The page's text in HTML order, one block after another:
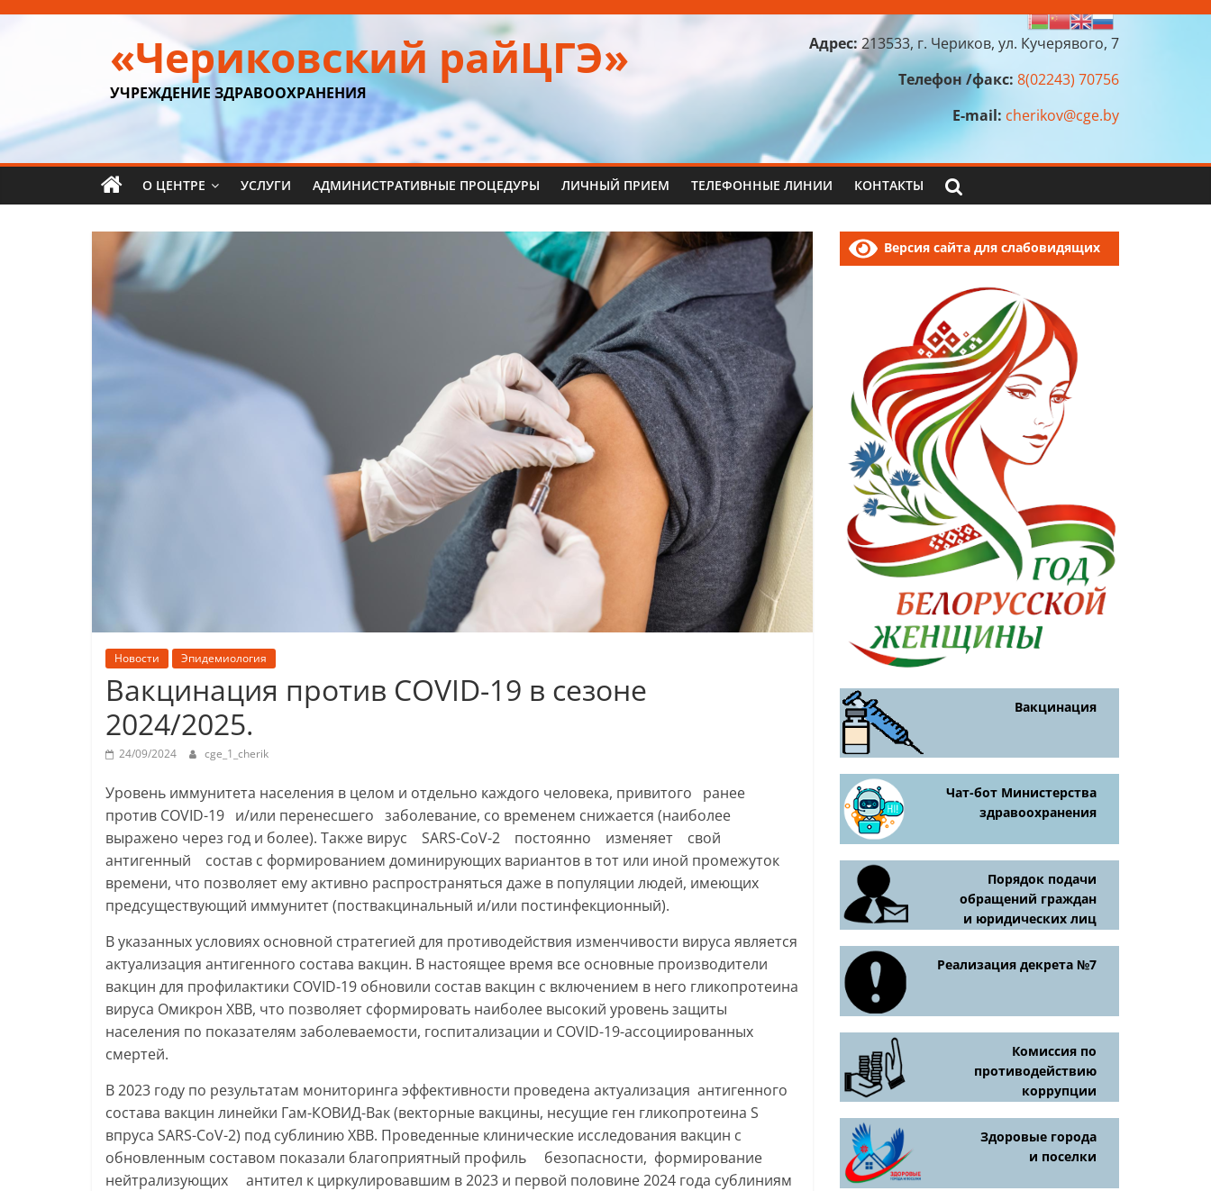
Перейти
«Чериковский райЦГЭ»
УЧРЕЖДЕНИЕ ЗДРАВООХРАНЕНИЯ
Адрес:213533, г. Чериков, ул. Кучерявого, 7
Телефон /факс: 8(02243) 70756
E-mail: cherikov@cge.by
О ЦЕНТРЕ УСЛУГИ АДМИНИСТРАТИВНЫЕ ПРОЦЕДУРЫ ЛИЧНЫЙ ПРИЕМ ТЕЛЕФОННЫЕ ЛИНИИ КОНТАКТЫ
Новости Эпидемиология
Вакцинация против COVID-19 в сезоне
2024/2025.
24/09/2024 cge_1_cherik
Уровень иммунитета населения в целом и отдельно каждого человека, привитого ранее
против COVID-19 и/или перенесшего заболевание, со временем снижается (наиболее
выражено через год и более). Также вирус SARS-CoV-2 постоянно изменяет свой
антигенный состав с формированием доминирующих вариантов в тот или иной промежуток
времени, что позволяет ему активно распространяться даже в популяции людей, имеющих
предсуществующий иммунитет (поствакцинальный и/или постинфекционный).
В указанных условиях основной стратегией для противодействия изменчивости вируса является
актуализация антигенного состава вакцин. В настоящее время все основные производители
вакцин для профилактики COVID-19 обновили состав вакцин с включением в него гликопротеина
вируса Омикрон XBB, что позволяет сформировать наиболее высокий уровень защиты
населения по показателям заболеваемости, госпитализации и СОVІD-19-ассоциированных
смертей.
В 2023 году по результатам мониторинга эффективности проведена актуализация антигенного
состава вакцин линейки Гам-КОВИД-Вак (векторные вакцины, несущие ген гликопротеина S
впруса SARS-CoV-2) под сублинию XBB. Проведенные клинические исследования вакцин с
обновленным составом показали благоприятный профиль безопасности, формирование
нейтрализующих антител к циркулировавшим в 2023 и первой половине 2024 года сублиниям
Версия сайта для слабовидящих
Вакцинация
Чат-бот Министерства
здравоохранения
Порядок подачи
обращений граждан
и юридических лиц
Реализация декрета №7
Комиссия по
противодействию
коррупции
Здоровые города
и поселки